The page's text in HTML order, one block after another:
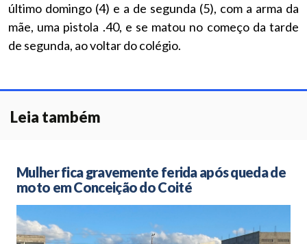
último domingo (4) e a de segunda (5), com a arma da
mãe, uma pistola .40, e se matou no começo da tarde
de segunda, ao voltar do colégio.
Leia também
Mulher fica gravemente ferida após queda de
moto em Conceição do Coité